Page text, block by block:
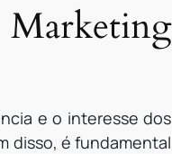
Marketing
e o interesse dos
disso, é fundamental